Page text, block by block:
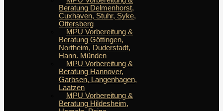
Beratung Delmenhorst,
Cuxhaven, Stuhr, Syke,
Ottersberg
MPU Vorbereitung &
Beratung Göttingen,
Northeim, Duderstadt,
Hann. Münden
MPU Vorbereitung &
Beratung Hannover,
Garbsen, Langenhagen,
Laatzen
MPU Vorbereitung &
Beratung Hildesheim,